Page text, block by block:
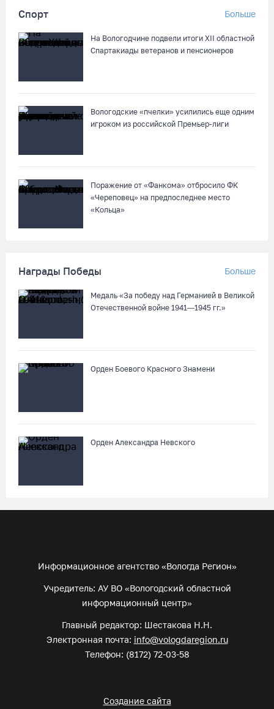
Спорт Больше
На Вологодчине подвели итоги XII областной
Спартакиады ветеранов и пенсионеров
Вологодские «пчелки» усилились еще одним
игроком из российской Премьер-лиги
Поражение от «Фанкома» отбросило ФК
«Череповец» на предпоследнее место
«Кольца»
Награды Победы Больше
Медаль «За победу над Германией в Великой
Отечественной войне 1941—1945 гг.»
Орден Боевого Красного Знамени
Орден Александра Невского
Информационное агентство «Вологда Регион»
Учредитель: АУ ВО «Вологодский областной
информационный центр»
Главный редактор: Шестакова Н.Н.
Электронная почта: info@vologdaregion.ru
Телефон: (8172) 72-03-58
Создание сайта